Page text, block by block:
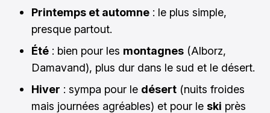
Printemps et automne : le plus simple,
presque partout.
Été : bien pour les montagnes (Alborz,
Damavand), plus dur dans le sud et le désert.
Hiver : sympa pour le désert (nuits froides
mais journées agréables) et pour le ski près